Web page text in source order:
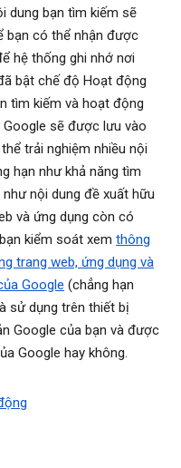
dung bạn tìm kiếm sẽ
bạn có thể nhận được
hệ thống ghi nhớ nơi
bật chế độ Hoạt động
tìm kiếm và hoạt động
sẽ được lưu vào
trải nghiệm nhiều nội
hạn như khả năng tìm
nội dung đề xuất hữu
và ứng dụng còn có
kiểm soát xem thông
trang web, ứng dụng và
Google (chẳng hạn
sử dụng trên thiết bị
Google của bạn và được
Google hay không.